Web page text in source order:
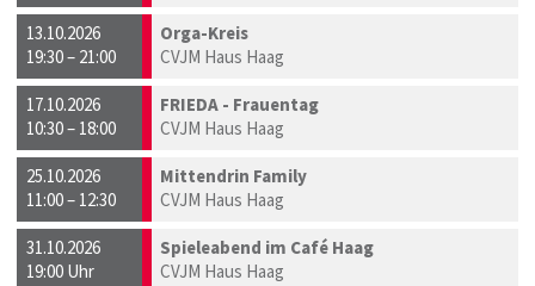
13.10.2026
19:30 – 21:00
Orga-Kreis
CVJM Haus Haag
17.10.2026
10:30 – 18:00
FRIEDA - Frauentag
CVJM Haus Haag
25.10.2026
11:00 – 12:30
Mittendrin Family
CVJM Haus Haag
31.10.2026
19:00 Uhr
Spieleabend im Café Haag
CVJM Haus Haag